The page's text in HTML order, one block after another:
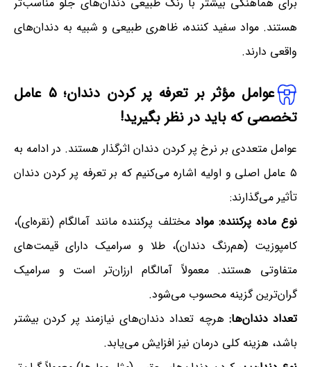
هستند. مواد سفید کننده، ظاهری طبیعی و شبیه به دندان‌های
واقعی دارند.
عوامل مؤثر بر تعرفه پر کردن دندان؛ ۵ عامل
تخصصی که باید در نظر بگیرید!
عوامل متعددی بر نرخ پر کردن دندان اثرگذار هستند. در ادامه به
۵ عامل اصلی و اولیه اشاره می‌کنیم که بر تعرفه پر کردن دندان
تأثیر می‌گذارند:
نوع ماده پرکننده: مواد مختلف پرکننده مانند آمالگام (نقره‌ای)،
کامپوزیت (هم‌رنگ دندان)، طلا و سرامیک دارای قیمت‌های
متفاوتی هستند. معمولاً آمالگام ارزان‌تر است و سرامیک
گران‌ترین گزینه محسوب می‌شود.
تعداد دندان‌ها: هرچه تعداد دندان‌های نیازمند پر کردن بیشتر
باشد، هزینه کلی درمان نیز افزایش می‌یابد.